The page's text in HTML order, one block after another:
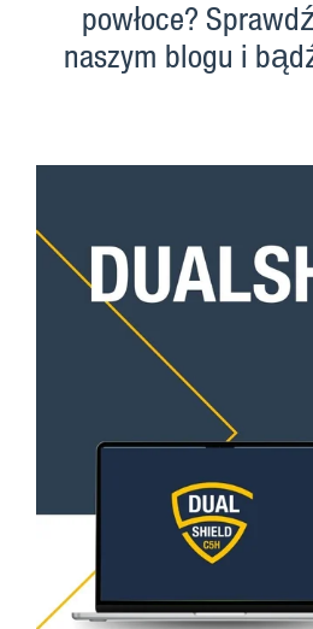
powłoce?
naszym blogu i